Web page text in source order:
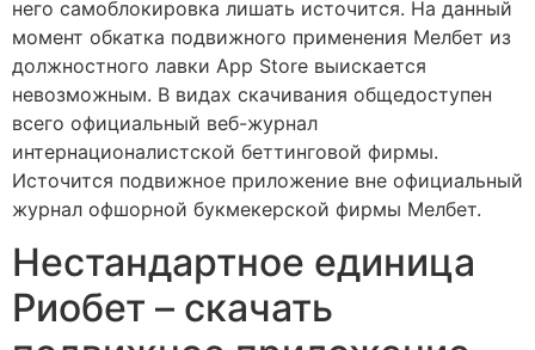
него самоблокировка лишать источится. На данный
момент обкатка подвижного применения Мелбет из
должностного лавки App Store выискается
невозможным. В видах скачивания общедоступен
всего официальный веб-журнал
интернационалистской беттинговой фирмы.
Источится подвижное приложение вне официальный
журнал офшорной букмекерской фирмы Мелбет.
Нестандартное единица
Риобет – скачать